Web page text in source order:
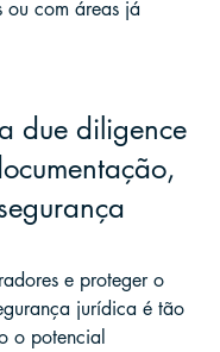
ou com áreas já
due diligence
e proteger o
jurídica é tão
o potencial